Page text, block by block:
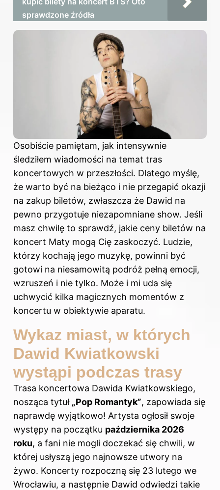
sprawdzone źródła
Osobiście pamiętam, jak intensywnie
śledziłem wiadomości na temat tras
koncertowych w przeszłości. Dlatego myślę,
że warto być na bieżąco i nie przegapić okazji
na zakup biletów, zwłaszcza że Dawid na
pewno przygotuje niezapomniane show. Jeśli
masz chwilę to sprawdź, jakie ceny biletów na
koncert Maty mogą Cię zaskoczyć. Ludzie,
którzy kochają jego muzykę, powinni być
gotowi na niesamowitą podróż pełną emocji,
wzruszeń i nie tylko. Może i mi uda się
uchwycić kilka magicznych momentów z
koncertu w obiektywie aparatu.
Wykaz miast, w których
Dawid Kwiatkowski
wystąpi podczas trasy
Trasa koncertowa Dawida Kwiatkowskiego,
nosząca tytuł „Pop Romantyk”, zapowiada się
naprawdę wyjątkowo! Artysta ogłosił swoje
występy na początku października 2026
roku, a fani nie mogli doczekać się chwili, w
której usłyszą jego najnowsze utwory na
żywo. Koncerty rozpoczną się 23 lutego we
Wrocławiu, a następnie Dawid odwiedzi takie